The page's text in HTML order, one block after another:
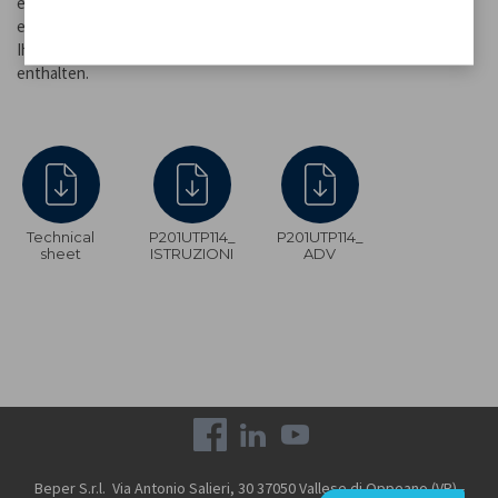
ermöglicht, unsere Lampe auf Ihrer Lieblingsflasche in der Mitte
Ihres Tisches zu platzieren. USB-Ladekabel in der Verpackung
enthalten.
Technical
sheet
P201UTP114_
ISTRUZIONI
P201UTP114_
ADV
Beper S.r.l. Via Antonio Salieri, 30 37050 Vallese di Oppeano (VR) -